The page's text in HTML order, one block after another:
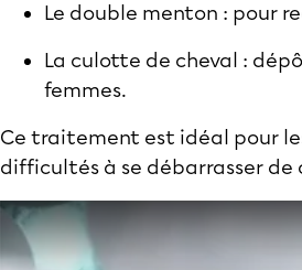
Le double menton : pour
La culotte de cheval :
femmes.
Ce traitement est idéal pour
difficultés à se débarrasser de